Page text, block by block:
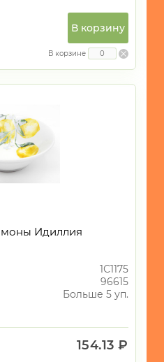
В корзину
В корзине
Идиллия
1С1175
96615
Больше 5 уп.
154.13 ₽